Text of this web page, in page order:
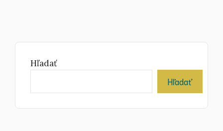
Hľadať
Hľadať